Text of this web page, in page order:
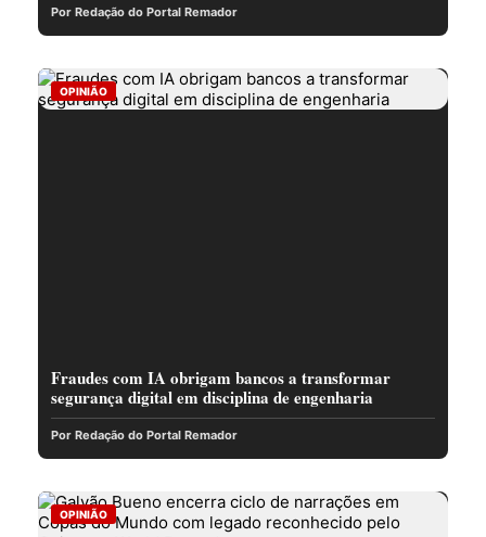
Por Redação do Portal Remador
OPINIÃO
Fraudes com IA obrigam bancos a transformar
segurança digital em disciplina de engenharia
Por Redação do Portal Remador
OPINIÃO